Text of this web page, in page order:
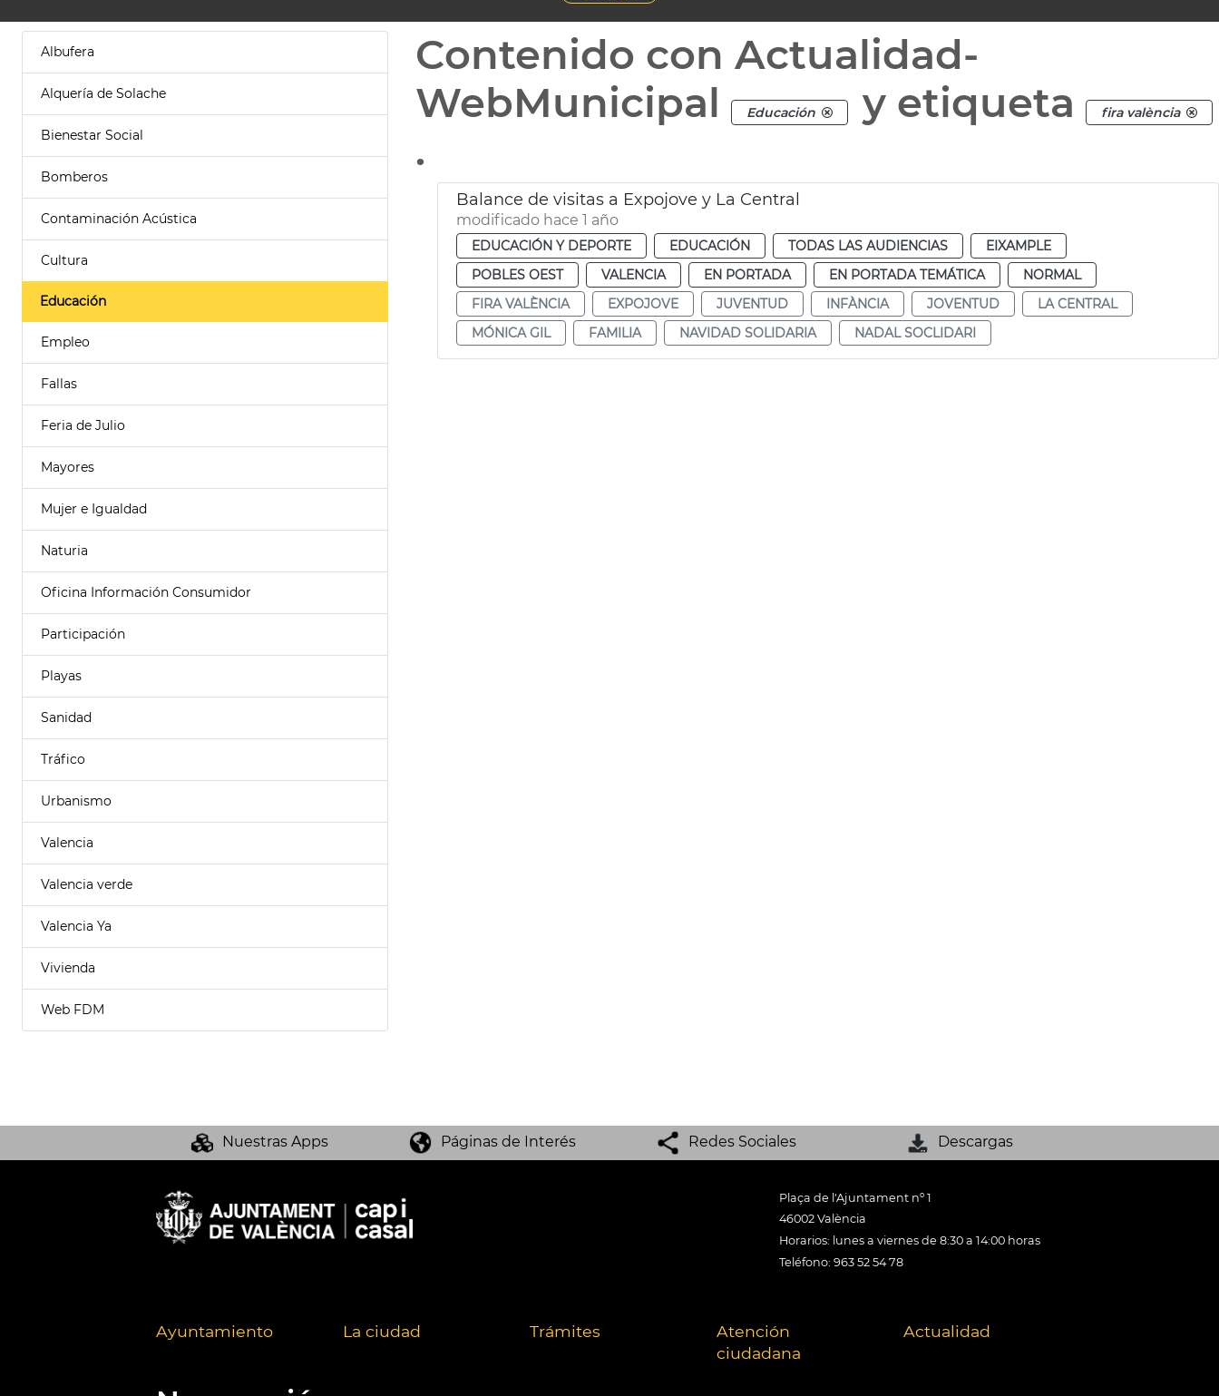
Albufera
Alquería de Solache
Bienestar Social
Bomberos
Contaminación Acústica
Cultura
Educación
Empleo
Fallas
Feria de Julio
Mayores
Mujer e Igualdad
Naturia
Oficina Información Consumidor
Participación
Playas
Sanidad
Tráfico
Urbanismo
Valencia
Valencia verde
Valencia Ya
Vivienda
Web FDM
Contenido con Actualidad-
WebMunicipal
Educación y etiqueta fira valència
.
Balance de visitas a Expojove y La Central
modificado hace 1 año
EDUCACIÓN Y DEPORTE EDUCACIÓN TODAS LAS AUDIENCIAS
EIXAMPLE
POBLES OEST
VALENCIA EN PORTADA EN PORTADA TEMÁTICA
NORMAL
FIRA VALÈNCIA
EXPOJOVE JUVENTUD INFÀNCIA JOVENTUD
LA CENTRAL
MÓNICA GIL
FAMILIA NAVIDAD SOLIDARIA NADAL SOCLIDARI
Nuestras Apps Páginas de Interés Redes Sociales Descargas
Plaça de l'Ajuntament nº 1
46002 València
Horarios: lunes a viernes de 8:30 a 14:00 horas
Teléfono: 963 52 54 78
Ayuntamiento La ciudad Trámites
Atención
ciudadana
Actualidad